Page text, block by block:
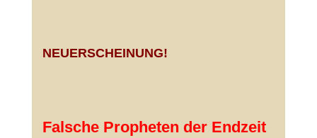
NEUERSCHEINUNG!
Falsche Propheten der Endzeit